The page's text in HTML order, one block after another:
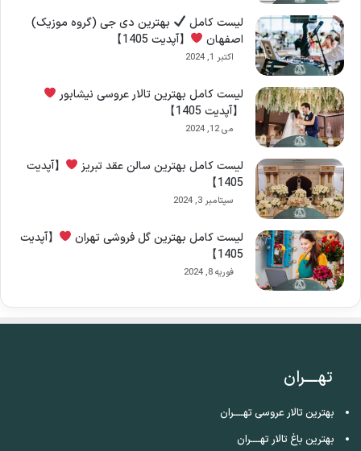
لیست کامل
بهترین دی جی (گروه موزیک)
اصفهان
【آپدیت 1405】
اکتبر 1, 2024
لیست کامل بهترین تالار عروسی نیشابور
【آپدیت 1405】
می 12, 2024
لیست کامل بهترین سالن عقد تبریز
【آپدیت
1405】
سپتامبر 3, 2024
لیست کامل بهترین گل فروشی تهران
【آپدیت
1405】
فوریه 8, 2024
تهــــران
بهترین تالار عروسی تهــــران
بهترین باغ تالار تهــــران